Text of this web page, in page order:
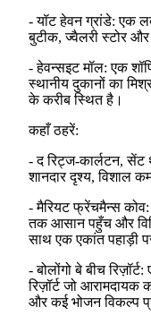
- यॉट हेवन ग्रांडे: एक
बुटीक, ज्वैलरी स्टोर और
- हेवन्सइट मॉल: एक
स्थानीय दुकानों का
के करीब स्थित है।
कहाँ ठहरें:
- द रिट्ज-कार्लटन, सेंट
शानदार दृश्य, विशाल
- मैरियट फ्रेंचमैन्स
तक आसान पहुँच और
साथ एक एकांत पहाड़ी
- बोलोंगो बे बीच
रिज़ॉर्ट जो
और कई भोजन विकल्प